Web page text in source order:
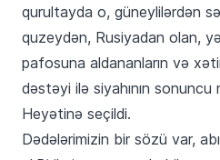
qurultayda o, güneylilərdən
quzeydən, Rusiyadan olan,
pafosuna aldananların və
dəstəyi ilə siyahının
Heyətinə seçildi.
Dədələrimizin bir sözü var,